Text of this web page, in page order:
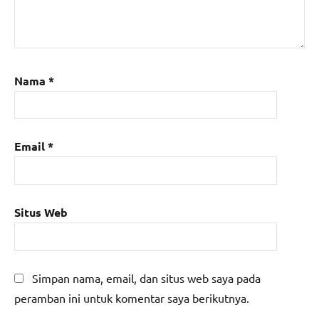
Nama *
Email*
Situs Web
Simpan nama, email, dan situs web saya pada
peramban ini untuk komentar saya berikutnya.